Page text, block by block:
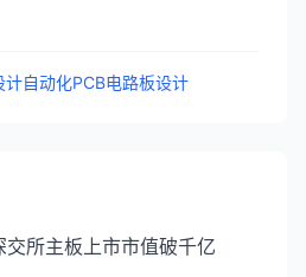
计自动化PCB电路板设计
交所主板上市市值破千亿